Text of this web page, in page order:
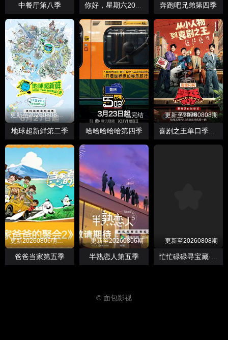
中餐厅第八季 你好，星期六2026 奔跑吧兄弟第四季
更新至20260808第07期上
地球超新鲜第二季
已完结
哈哈哈哈哈第四季
更新至20260808期
喜剧之王单口季第三季
更新20260806萌娃当家第12期
爸爸当家第五季
更新至20260806期
半熟恋人第五季
更新至20260808期
忙忙碌碌寻宝藏·双人成行季
© 面包影视